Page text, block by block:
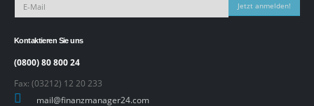
Jetzt anmelden!
Kontaktieren Sie uns
(0800) 80 800 24
Fax: (03212) 12 20 233
mail@finanzmanager24.com